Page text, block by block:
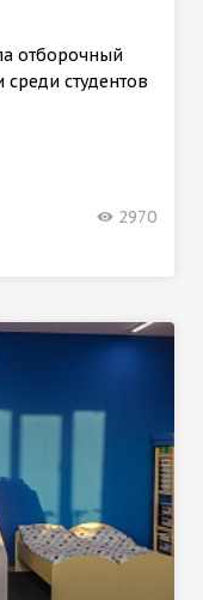
отборочный
студентов
2970